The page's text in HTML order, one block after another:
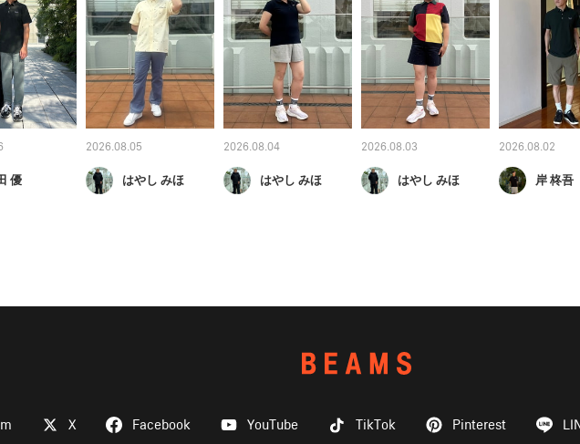
優
2026.08.05
はやし みほ
2026.08.04
はやし みほ
2026.08.03
はやし みほ
2026.08.02
岸 柊吾
X Facebook YouTube TikTok Pinterest